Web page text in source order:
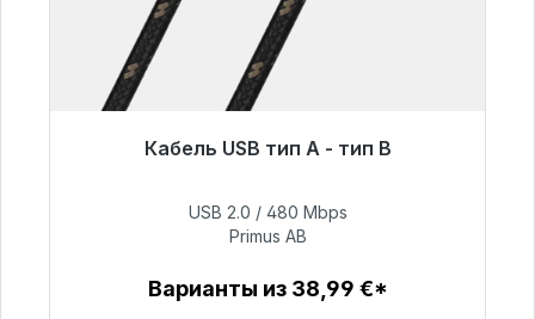
Кабель USB тип A - тип B
Готовы к немедленной отправке, срок
76,99 €
USB 2.0 / 480 Mbps
Primus AB
Варианты из 38,99 €*